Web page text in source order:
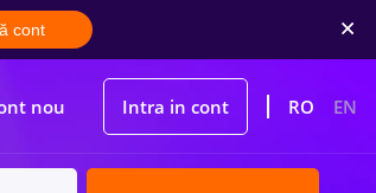
cont
nou Intra in cont RO EN